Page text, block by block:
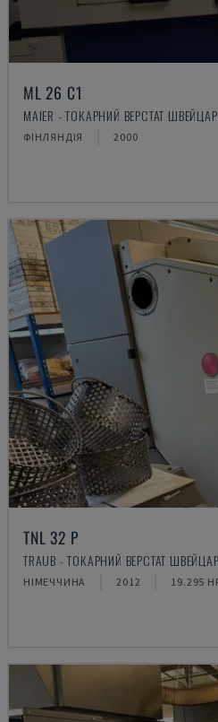
ML 26 C1
MAIER - ТОКАРНИЙ ВЕРСТАТ
ФІНЛЯНДІЯ 2000
TNL 32 P
TRAUB - ТОКАРНИЙ ВЕРСТАТ
НІМЕЧЧИНА 2012 19.295